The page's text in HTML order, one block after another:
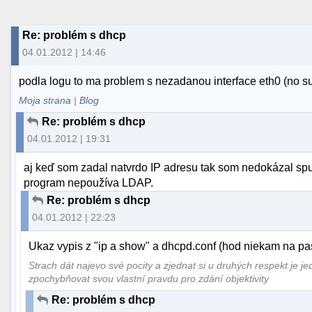
Re: problém s dhcp
04.01.2012 | 14:46
podla logu to ma problem s nezadanou interface eth0 (no
Moja strana |Blog
Re: problém s dhcp
04.01.2012 | 19:31
aj keď som zadal natvrdo IP adresu tak som nedokázal
program nepoužíva LDAP.
Re: problém s dhcp
04.01.2012 | 22:23
Ukaz vypis z "ip a show" a dhcpd.conf (hod niekam na
Strach dát najevo své pocity a zjednat si u druhých respekt je
zpochybňovat svou vlastní pravdu pro zdání objektivity
Re: problém s dhcp